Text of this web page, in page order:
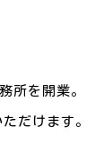
所を開業。
だけます。